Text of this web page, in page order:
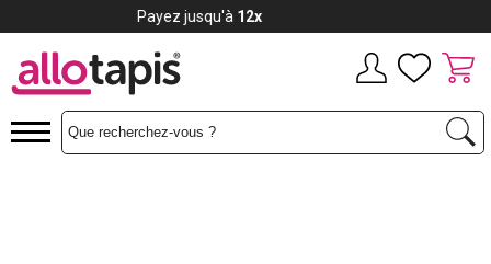
Payez jusqu'à